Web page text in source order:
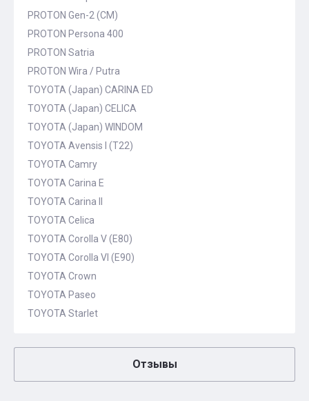
PROTON Gen-2 (CM)
PROTON Persona 400
PROTON Satria
PROTON Wira / Putra
TOYOTA (Japan) CARINA ED
TOYOTA (Japan) CELICA
TOYOTA (Japan) WINDOM
TOYOTA Avensis I (T22)
TOYOTA Camry
TOYOTA Carina E
TOYOTA Carina II
TOYOTA Celica
TOYOTA Corolla V (E80)
TOYOTA Corolla VI (E90)
TOYOTA Crown
TOYOTA Paseo
TOYOTA Starlet
Отзывы